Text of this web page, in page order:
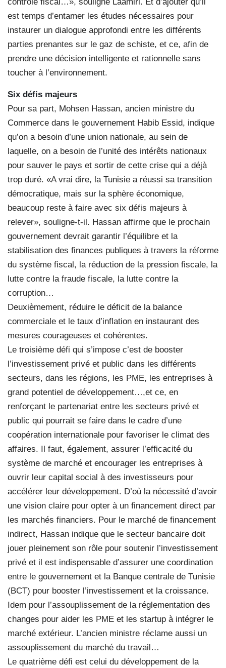
est temps d’entamer les études nécessaires pour
instaurer un dialogue approfondi entre les différents
parties prenantes sur le gaz de schiste, et ce, afin de
prendre une décision intelligente et rationnelle sans
toucher à l’environnement.
Six défis majeurs
Pour sa part, Mohsen Hassan, ancien ministre du
Commerce dans le gouvernement Habib Essid, indique
qu’on a besoin d’une union nationale, au sein de
laquelle, on a besoin de l’unité des intérêts nationaux
pour sauver le pays et sortir de cette crise qui a déjà
trop duré. «A vrai dire, la Tunisie a réussi sa transition
démocratique, mais sur la sphère économique,
beaucoup reste à faire avec six défis majeurs à
relever», souligne-t-il. Hassan affirme que le prochain
gouvernement devrait garantir l’équilibre et la
stabilisation des finances publiques à travers la réforme
du système fiscal, la réduction de la pression fiscale, la
lutte contre la fraude fiscale, la lutte contre la
corruption…
Deuxièmement, réduire le déficit de la balance
commerciale et le taux d’inflation en instaurant des
mesures courageuses et cohérentes.
Le troisième défi qui s’impose c’est de booster
l’investissement privé et public dans les différents
secteurs, dans les régions, les PME, les entreprises à
grand potentiel de développement…,et ce, en
renforçant le partenariat entre les secteurs privé et
public qui pourrait se faire dans le cadre d’une
coopération internationale pour favoriser le climat des
affaires. Il faut, également, assurer l’efficacité du
système de marché et encourager les entreprises à
ouvrir leur capital social à des investisseurs pour
accélérer leur développement. D’où la nécessité d’avoir
une vision claire pour opter à un financement direct par
les marchés financiers. Pour le marché de financement
indirect, Hassan indique que le secteur bancaire doit
jouer pleinement son rôle pour soutenir l’investissement
privé et il est indispensable d’assurer une coordination
entre le gouvernement et la Banque centrale de Tunisie
(BCT) pour booster l’investissement et la croissance.
Idem pour l’assouplissement de la réglementation des
changes pour aider les PME et les startup à intégrer le
marché extérieur. L’ancien ministre réclame aussi un
assouplissement du marché du travail…
Le quatrième défi est celui du développement de la